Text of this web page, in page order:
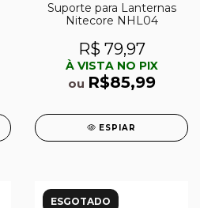
Suporte para Lanternas
Nitecore NHL04
R$ 79,97
À VISTA NO PIX
ou R$85,99
ESPIAR
ESGOTADO